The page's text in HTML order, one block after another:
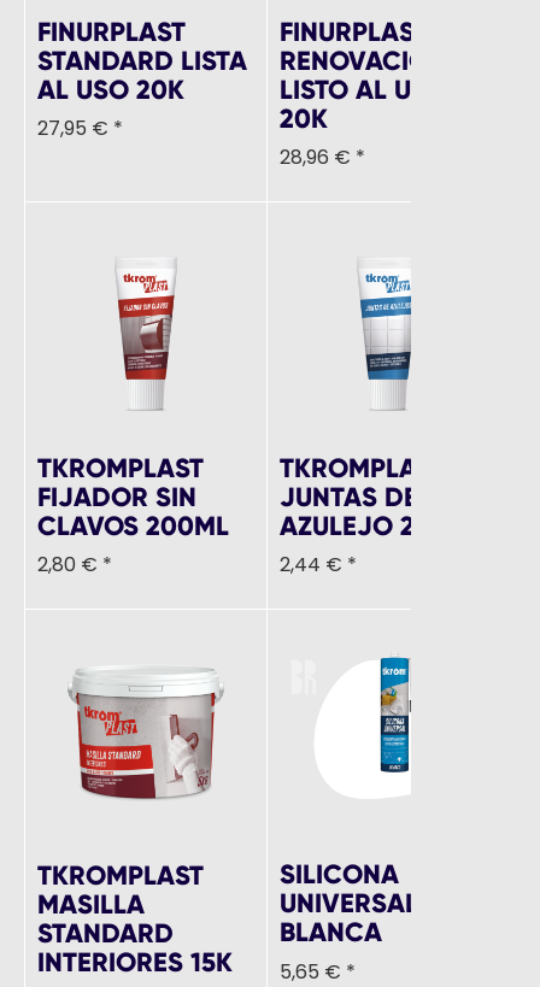
FINURPLAST
STANDARD LISTA
AL USO 20K
27,95 € *
FINURPLAST
RENOVACION
LISTO AL USO
20K
28,96 € *
TKROMPLAST
FIJADOR SIN
CLAVOS 200ML
2,80 € *
TKROMPLAST
JUNTAS DE
AZULEJO 200ML
2,44 € *
TKROMPLAST
MASILLA
STANDARD
INTERIORES 15K
SILICONA
UNIVERSAL
BLANCA
5,65 € *